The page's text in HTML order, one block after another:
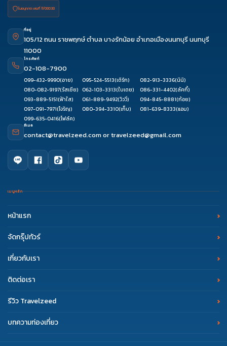
ใบอนุญาต เลขที่ 11/08038
ที่อยู่
105/12 ถนน ราชพฤกษ์ ตำบล บางรักน้อย อำเภอเมืองนนทบุรี นนทบุรี
11000
โทรศัพท์
02-108-7900
099-432-9990(อาย) 095-524-5513(เติร์ก) 082-913-3336(นินิ)
080-082-9197(รัสเซีย) 062-103-3313(ใบเตย) 086-331-4402(ลัคกี้)
093-889-5151(ฟ้าใส) 061-889-9492(วิววี่) 094-845-8881(ก้อย)
097-091-7971(โจริญ) 080-394-3310(เก็บ) 081-639-8333(แอม)
099-635-0416(โฟล์ค)
อีเมล
contact@travelzeed.comortravelzeed@gmail.com
เมนูหลัก
หน้าแรก
จัดกรุ๊ปทัวร์
เกี่ยวกับเรา
ติดต่อเรา
รีวิว Travelzeed
บทความท่องเที่ยว